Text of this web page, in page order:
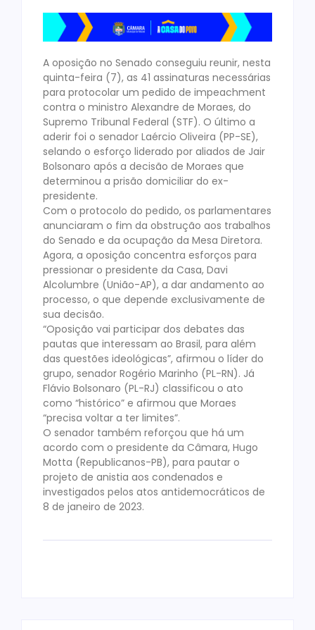
A oposição no Senado conseguiu reunir, nesta
quinta-feira (7), as 41 assinaturas necessárias
para protocolar um pedido de impeachment
contra o ministro Alexandre de Moraes, do
Supremo Tribunal Federal (STF). O último a
aderir foi o senador Laércio Oliveira (PP-SE),
selando o esforço liderado por aliados de Jair
Bolsonaro após a decisão de Moraes que
determinou a prisão domiciliar do ex-
presidente.
Com o protocolo do pedido, os parlamentares
anunciaram o fim da obstrução aos trabalhos
do Senado e da ocupação da Mesa Diretora.
Agora, a oposição concentra esforços para
pressionar o presidente da Casa, Davi
Alcolumbre (União-AP), a dar andamento ao
processo, o que depende exclusivamente de
sua decisão.
“Oposição vai participar dos debates das
pautas que interessam ao Brasil, para além
das questões ideológicas”, afirmou o líder do
grupo, senador Rogério Marinho (PL-RN). Já
Flávio Bolsonaro (PL-RJ) classificou o ato
como “histórico” e afirmou que Moraes
“precisa voltar a ter limites”.
O senador também reforçou que há um
acordo com o presidente da Câmara, Hugo
Motta (Republicanos-PB), para pautar o
projeto de anistia aos condenados e
investigados pelos atos antidemocráticos de
8 de janeiro de 2023.